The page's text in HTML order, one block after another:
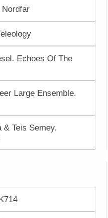
Echoes Of The
Large Ensemble.
& Teis Semey.